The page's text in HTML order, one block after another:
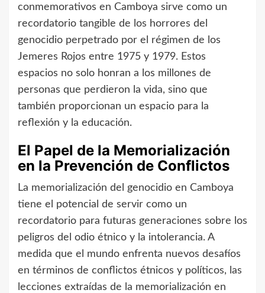
conmemorativos en Camboya sirve como un
recordatorio tangible de los horrores del
genocidio perpetrado por el régimen de los
Jemeres Rojos entre 1975 y 1979. Estos
espacios no solo honran a los millones de
personas que perdieron la vida, sino que
también proporcionan un espacio para la
reflexión y la educación.
El Papel de la Memorialización
en la Prevención de Conflictos
La memorialización del genocidio en Camboya
tiene el potencial de servir como un
recordatorio para futuras generaciones sobre los
peligros del odio étnico y la intolerancia. A
medida que el mundo enfrenta nuevos desafíos
en términos de conflictos étnicos y políticos, las
lecciones extraídas de la memorialización en